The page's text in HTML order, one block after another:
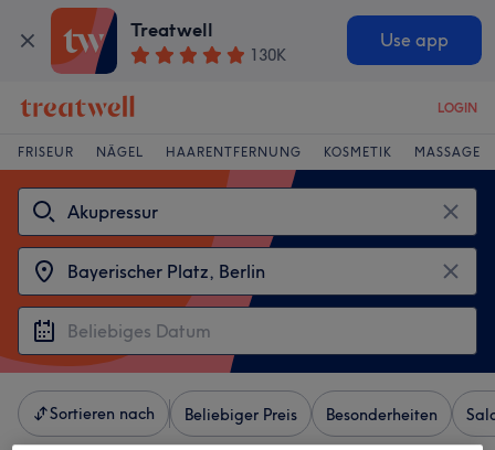
Treatwell
130K
Use app
LOGIN
FRISEUR NÄGEL HAARENTFERNUNG KOSMETIK MASSAGE
Sortieren nach Beliebiger Preis Besonderheiten